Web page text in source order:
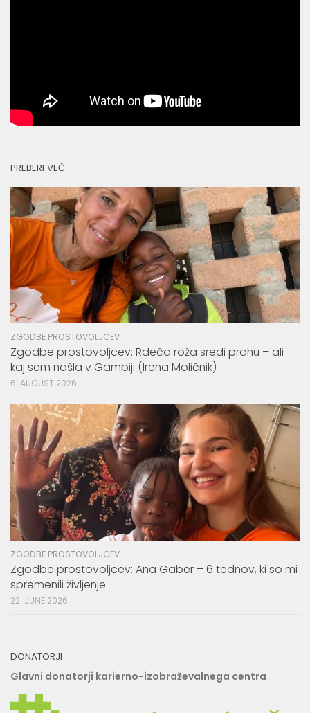
PREBERI VEČ
ZGODBE PROSTOVOLJCEV
Zgodbe prostovoljcev: Rdeča roža sredi prahu – ali
kaj sem našla v Gambiji (Irena Moličnik)
6. AUGUST 2026
ZGODBE PROSTOVOLJCEV
Zgodbe prostovoljcev: Ana Gaber – 6 tednov, ki so mi
spremenili življenje
22. JUNE 2026
DONATORJI
Glavni donatorji karierno-izobraževalnega centra